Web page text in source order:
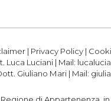
| Privacy Policy |
Luca Luciani | Mail:
Giuliano Mari| Mail: